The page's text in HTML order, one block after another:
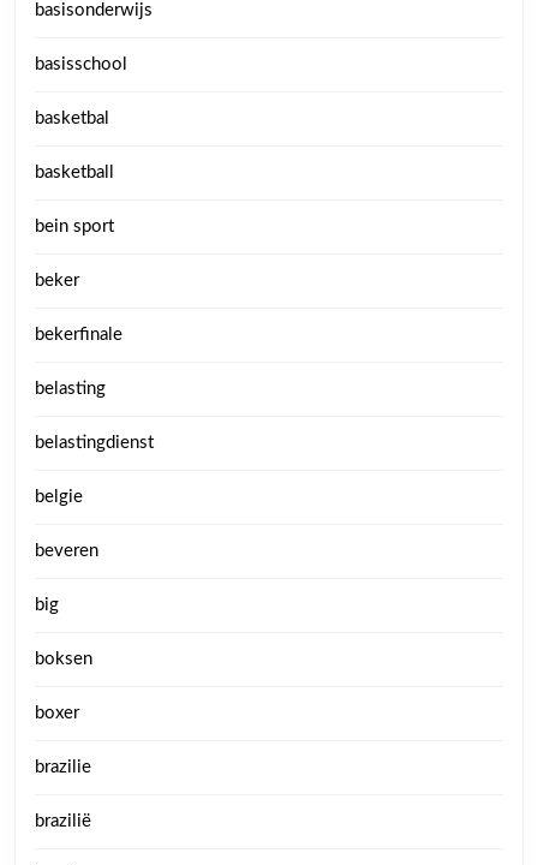
basisonderwijs
basisschool
basketbal
basketball
bein sport
beker
bekerfinale
belasting
belastingdienst
belgie
beveren
big
boksen
boxer
brazilie
brazilië